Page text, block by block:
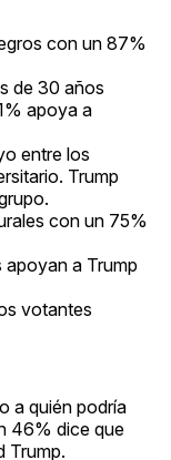
con un 87%
de 30 años
apoya a
entre los
Trump
con un 75%
a Trump
votantes
a quién podría
46% dice que
Trump.